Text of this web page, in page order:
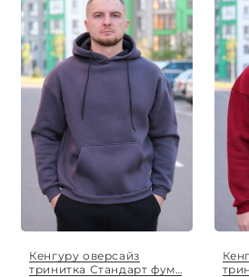
Кенгуру оверсайз
тринитка Стандарт фуме